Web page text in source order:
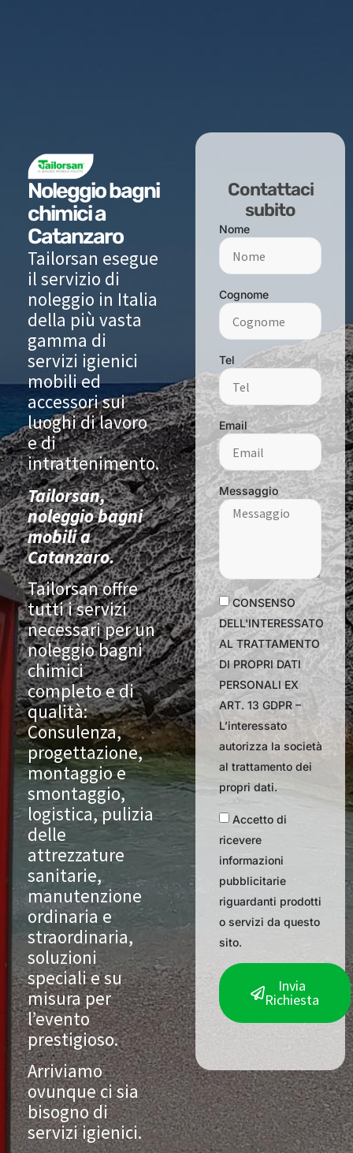
Noleggio bagni
chimici a
Catanzaro
Tailorsan esegue
il servizio di
noleggio in Italia
della più vasta
gamma di
servizi igienici
mobili ed
accessori sui
luoghi di lavoro
e di
intrattenimento.
Tailorsan,
noleggio bagni
mobili a
Catanzaro.
Tailorsan offre
tutti i servizi
necessari per un
noleggio bagni
chimici
completo e di
qualità:
Consulenza,
progettazione,
montaggio e
smontaggio,
logistica, pulizia
delle
attrezzature
sanitarie,
manutenzione
ordinaria e
straordinaria,
soluzioni
speciali e su
misura per
l’evento
prestigioso.
Arriviamo
ovunque ci sia
bisogno di
servizi igienici.
Contattaci
subito
Nome
Cognome
Tel
Email
Messaggio
CONSENSO
DELL'INTERESSATO
AL TRATTAMENTO
DI PROPRI DATI
PERSONALI EX
ART. 13 GDPR –
L’interessato
autorizza la società
al trattamento dei
propri dati.
Accetto di
ricevere
informazioni
pubblicitarie
riguardanti prodotti
o servizi da questo
sito.
Invia
Richiesta